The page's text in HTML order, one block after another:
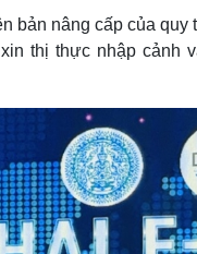
bản nâng cấp của
thị thực nhập cảnh